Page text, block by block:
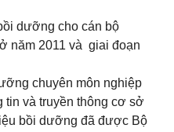
dưỡng cho cán bộ
năm 2011 và giai đoạn
chuyên môn nghiệp
tin và truyền thông cơ sở
bồi dưỡng đã được Bộ